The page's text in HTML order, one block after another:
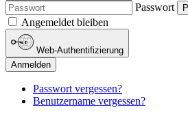
Passwort
Angemeldet bleiben
Web-Authentifizierung
Anmelden
Passwort vergessen?
Benutzername vergessen?